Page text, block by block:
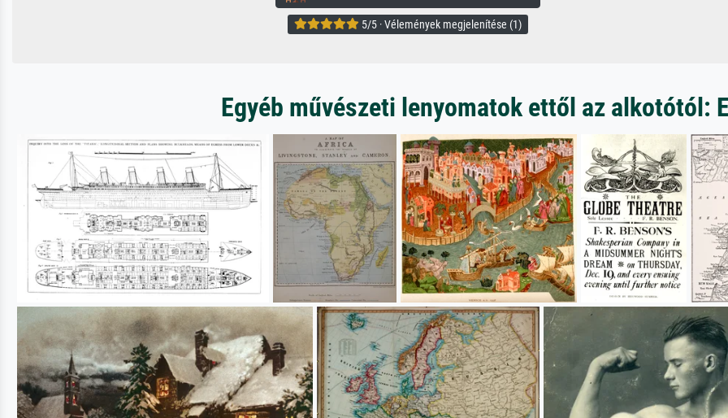
5/5 · Vélemények megjelenítése (1)
Egyéb művészeti lenyomatok ettől az alkotótól: